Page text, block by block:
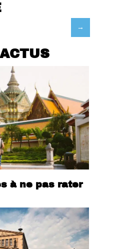
à ne pas rater